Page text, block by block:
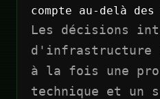
compte au-delà
Les décisions
d'infrastructure
à la fois une
technique et un